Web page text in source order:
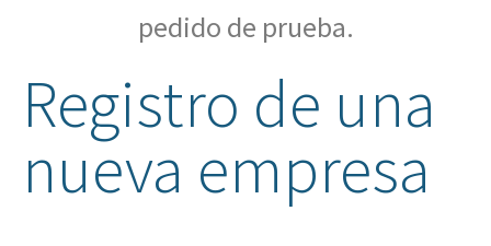
pedido de prueba.
Registro de una
nueva empresa